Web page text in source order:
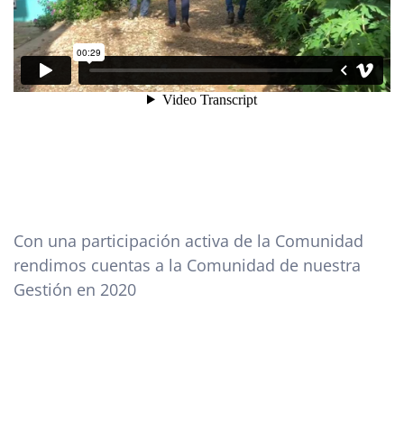
Con una participación activa de la Comunidad
rendimos cuentas a la Comunidad de nuestra
Gestión en 2020